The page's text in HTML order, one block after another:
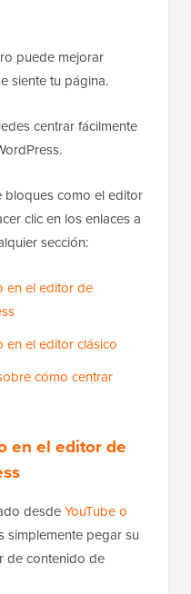
puede mejorar
siente tu página.
centrar fácilmente
bloques como el editor
clic en los enlaces a
sección:
en el editor de
en el editor clásico
cómo centrar
en el editor de
desdeYouTube o
simplemente pegar su
de contenido de